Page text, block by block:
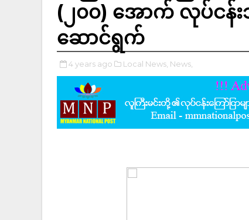
(၂၀၀) အောက် လုပ်ငန်း
ဆောင်ရွက်
4 years ago Local News, News,